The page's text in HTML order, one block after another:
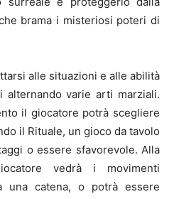
brama i misteriosi poteri di
alle situazioni e alle abilità
alternando varie arti marziali.
il giocatore potrà scegliere
il Rituale, un gioco da tavolo
o essere sfavorevole. Alla
vedrà i movimenti
una catena, o potrà essere